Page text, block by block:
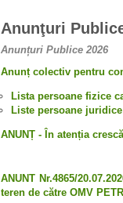
Anunţuri
Anunțuri Publice 2026
Anunț colectiv pentru
Lista persoane fizice
Liste persoane
ANUNȚ - În atenția
ANUNT Nr.4865/
teren de către OMV